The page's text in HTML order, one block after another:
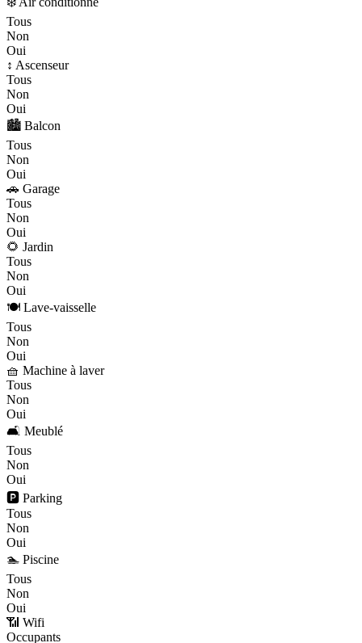
Tous
Non
Oui
↕️ Ascenseur
Tous
Non
Oui
🏙️ Balcon
Tous
Non
Oui
🚗 Garage
Tous
Non
Oui
🌻 Jardin
Tous
Non
Oui
🍽️ Lave-vaisselle
Tous
Non
Oui
🧺 Machine à laver
Tous
Non
Oui
🛋️ Meublé
Tous
Non
Oui
🅿️ Parking
Tous
Non
Oui
🏊 Piscine
Tous
Non
Oui
📶 Wifi
Occupants